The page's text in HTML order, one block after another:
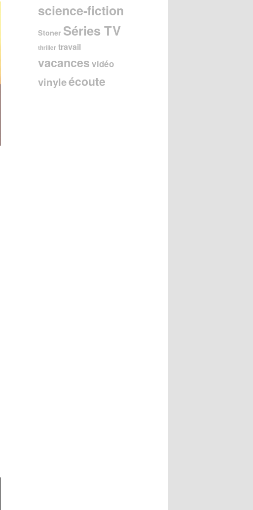
science-fiction
Stoner Séries TV
thriller travail
vacances vidéo
vinyleécoute